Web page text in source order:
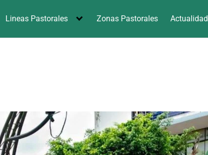
Lineas Pastorales Zonas Pastorales Actualidad